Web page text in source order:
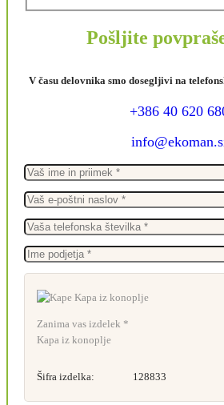
Pošljite
V času delovnika smo dosegljivi na
+386 40 620
Zanima vas izdelek *
Kapa iz konoplje
Šifra izdelka: 128833